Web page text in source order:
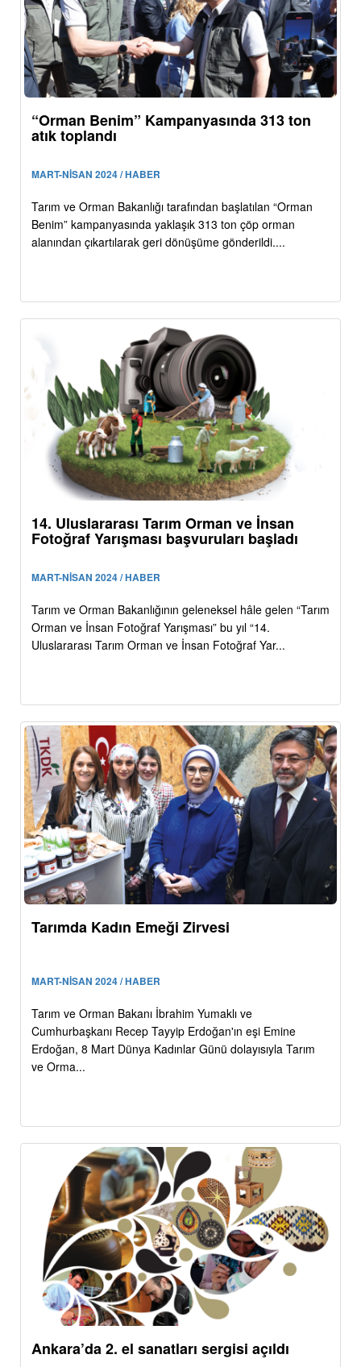
“Orman Benim” Kampanyasında 313 ton
atık toplandı
MART-NİSAN 2024 / HABER
Tarım ve Orman Bakanlığı tarafından başlatılan “Orman
Benim” kampanyasında yaklaşık 313 ton çöp orman
alanından çıkartılarak geri dönüşüme gönderildi....
14. Uluslararası Tarım Orman ve İnsan
Fotoğraf Yarışması başvuruları başladı
MART-NİSAN 2024 / HABER
Tarım ve Orman Bakanlığının geleneksel hâle gelen “Tarım
Orman ve İnsan Fotoğraf Yarışması” bu yıl “14.
Uluslararası Tarım Orman ve İnsan Fotoğraf Yar...
Tarımda Kadın Emeği Zirvesi
MART-NİSAN 2024 / HABER
Tarım ve Orman Bakanı İbrahim Yumaklı ve
Cumhurbaşkanı Recep Tayyip Erdoğan'ın eşi Emine
Erdoğan, 8 Mart Dünya Kadınlar Günü dolayısıyla Tarım
ve Orma...
Ankara’da 2. el sanatları sergisi açıldı